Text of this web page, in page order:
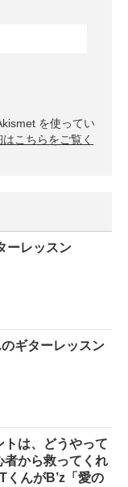
を使ってい
こちらをご覧く
ーレッスン
ギターレッスン
トは、どうやって
者から救ってくれ
くんがB’z「愛の